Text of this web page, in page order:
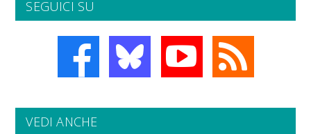
SEGUICI SU
VEDI ANCHE